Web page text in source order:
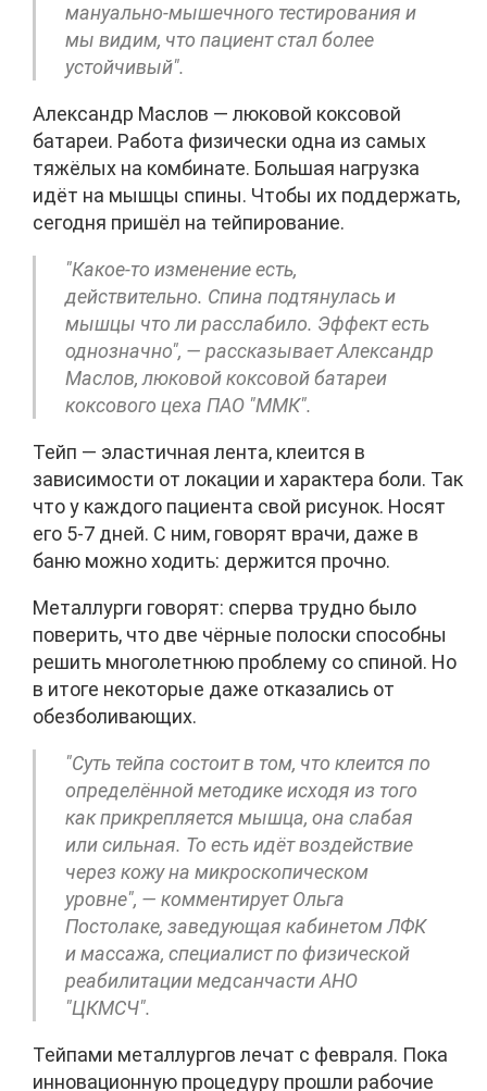
мануально-мышечного тестирования и
мы видим, что пациент стал более
устойчивый".
Александр Маслов — люковой коксовой
батареи. Работа физически одна из самых
тяжёлых на комбинате. Большая нагрузка
идёт на мышцы спины. Чтобы их поддержать,
сегодня пришёл на тейпирование.
"Какое-то изменение есть,
действительно. Спина подтянулась и
мышцы что ли расслабило. Эффект есть
однозначно", — рассказывает Александр
Маслов, люковой коксовой батареи
коксового цеха ПАО "ММК".
Тейп — эластичная лента, клеится в
зависимости от локации и характера боли. Так
что у каждого пациента свой рисунок. Носят
его 5-7 дней. С ним, говорят врачи, даже в
баню можно ходить: держится прочно.
Металлурги говорят: сперва трудно было
поверить, что две чёрные полоски способны
решить многолетнюю проблему со спиной. Но
в итоге некоторые даже отказались от
обезболивающих.
"Суть тейпа состоит в том, что клеится по
определённой методике исходя из того
как прикрепляется мышца, она слабая
или сильная. То есть идёт воздействие
через кожу на микроскопическом
уровне", — комментирует Ольга
Постолаке, заведующая кабинетом ЛФК
и массажа, специалист по физической
реабилитации медсанчасти АНО
"ЦКМСЧ".
Тейпами металлургов лечат с февраля. Пока
инновационную процедуру прошли рабочие